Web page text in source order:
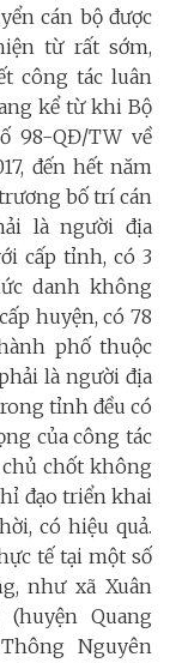
cán bộ được
từ rất sớm,
công tác luân
kể từ khi Bộ
98-QĐ/TW về
đến hết năm
bố trí cán
là người địa
cấp tỉnh, có 3
danh không
huyện, có 78
phố thuộc
là người địa
tỉnh đều có
của công tác
chốt không
đạo triển khai
có hiệu quả.
tế tại một số
như xã Xuân
Quang
Nguyên